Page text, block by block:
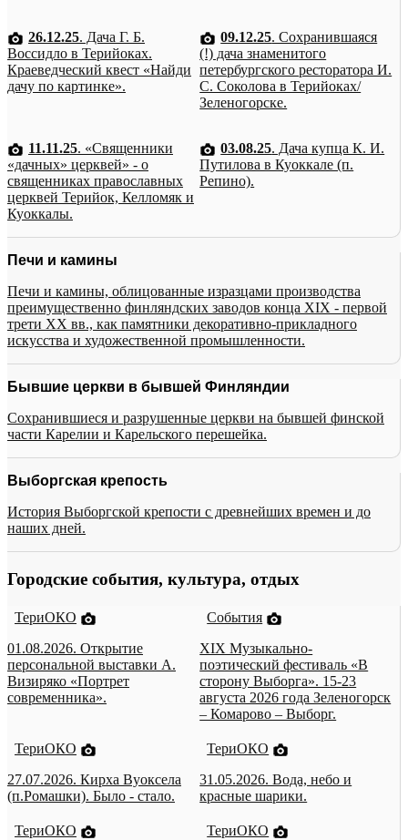
26.12.25. Дача Г. Б.
Воссидло в Терийоках.
Краеведческий квест «Найди
дачу по картинке».
09.12.25. Сохранившаяся
(!) дача знаменитого
петербургского ресторатора И.
С. Соколова в Терийоках/
Зеленогорске.
11.11.25. «Священники
«дачных» церквей» - о
священниках православных
церквей Терийок, Келломяк и
Куоккалы.
03.08.25. Дача купца К. И.
Путилова в Куоккале (п.
Репино).
Печи и камины
Печи и камины, облицованные изразцами производства
преимущественно финляндских заводов конца XIX - первой
трети XX вв., как памятники декоративно-прикладного
искусства и художественной промышленности.
Бывшие церкви в бывшей Финляндии
Сохранившиеся и разрушенные церкви на бывшей финской
части Карелии и Карельского перешейка.
Выборгская крепость
История Выборгской крепости с древнейших времен и до
наших дней.
Городские события, культура, отдых
ТериОКО
01.08.2026. Открытие
персональной выставки А.
Визиряко «Портрет
современника».
События
XIX Музыкально-
поэтический фестиваль «В
сторону Выборга». 15-23
августа 2026 года Зеленогорск
– Комарово – Выборг.
ТериОКО
27.07.2026. Кирха Вуоксела
(п.Ромашки). Было - стало.
ТериОКО
31.05.2026. Вода, небо и
красные шарики.
ТериОКО
ТериОКО